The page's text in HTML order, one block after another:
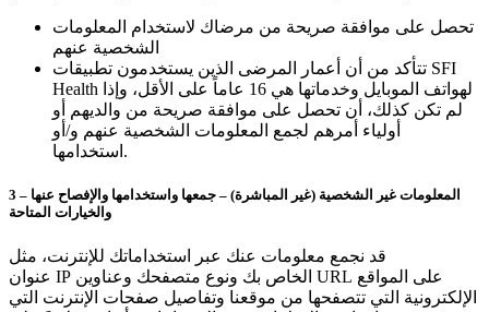
تحصل على موافقة صريحة من مرضاك لاستخدام المعلومات
الشخصية عنهم
تتأكد من أن أعمار المرضى الذين يستخدمون تطبيقات SFI
Health لهواتف الموبايل وخدماتها هي 16 عاماً على الأقل، وإذا
لم تكن كذلك، أن تحصل على موافقة صريحة من والديهم أو
أولياء أمرهم لجمع المعلومات الشخصية عنهم و/أو
استخدامها.
3 – المعلومات غير الشخصية (غير المباشرة) – جمعها واستخدامها والإفصاح عنها
والخيارات المتاحة
قد نجمع معلومات عنك عبر استخداماتك للإنترنت، مثل
عنوان IP الخاص بك ونوع متصفحك وعناوين URL على المواقع
الإلكترونية التي تتصفحها من موقعنا وتفاصيل صفحات الإنترنت التي